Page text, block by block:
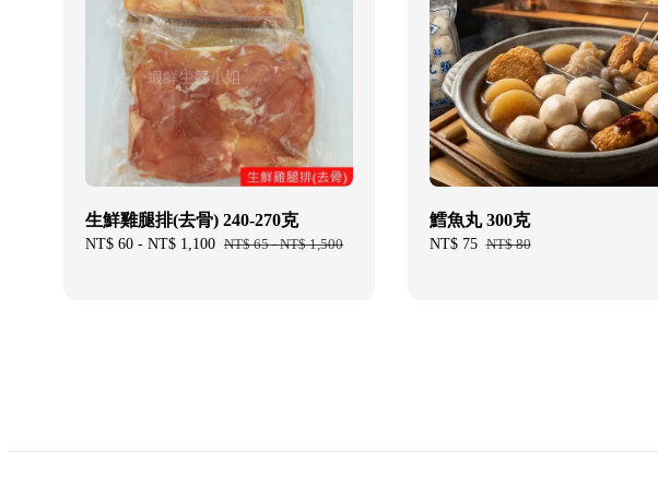
生鮮雞腿排(去骨) 240-270克
Sale
NT$ 60 - NT$ 1,100 Regular
NT$ 65-NT$ 1,500
鱈魚丸 300克
Sale
NT$ 75 Regular
NT$ 80